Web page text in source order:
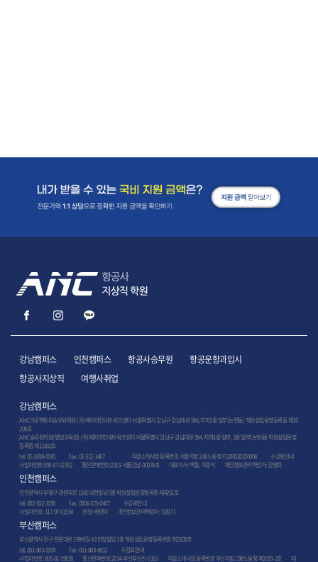
강남캠퍼스 인천캠퍼스 항공사승무원
항공운항과입시
항공사지상직
여행사취업
강남캠퍼스
ANC크루팩토리승무원학원 (주)에어라인네트워크센터 서울특별시 강남구 강남대로 584, 지하1층 일부(논현동) 학원설립운영등록증 제10
204호
ANC승무원학원(평생교육원) (주)에어라인네트워크센터 서울특별시 강남구 강남대로 584, 지하1층 일부, 2층 일부(논현동) 학원설립운영
등록증 제11832호
tel. 02-2038-0065
fax. 02-512-1467 직업소개사업 등록번호 서울지방고용노동청 F1200020220004
수강료안내
사업자번호:399-87-02762 통신판매번호:2013-서울강남-00076호 대표이사: 백철, 이응석 개인정보관리책임자: 김영희
인천캠퍼스
인천광역시 부평구 경원대로 1382 대한빌딩 5층 학원설립운영등록증 제4251호
tel. 032-502-3356
fax. 0504-373-0407
수강료안내
사업자번호: 117-97-01554 원장: 배양미 개인정보관리책임자: 김장기
부산캠퍼스
부산광역시 진구 전포대로 199번길 43 한일빌딩 2층 학원설립운영등록번호 제2503호
tel. 051-803-0004
fax. 051-803-8812
수강료안내
사업자번호: 605-81-39838 통신판매번호:2014-부산부산진-0363 직업소개사업 등록번호 부산지방고용노동청 제2019-2호 대